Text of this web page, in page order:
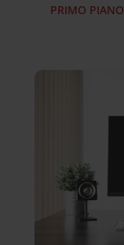
PRIMO PIANO